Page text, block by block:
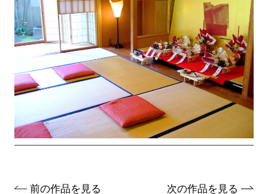
前の作品を見る 次の作品を見る